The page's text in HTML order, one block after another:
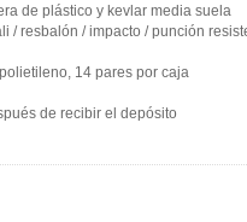
de plástico y kevlar media suela
/ resbalón / impacto / punción
14 pares por caja
de recibir el depósito